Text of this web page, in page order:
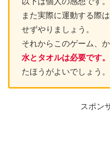
また実際に運動する際
せずやりましょう。
それからこのゲーム、
水とタオルは必要です。
たほうがよいでしょう。
スポン